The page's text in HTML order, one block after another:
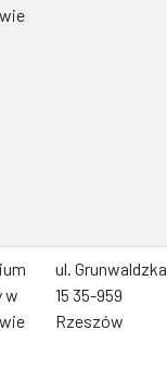
w
ul. Grunwaldzka
15 35-959
Rzeszów